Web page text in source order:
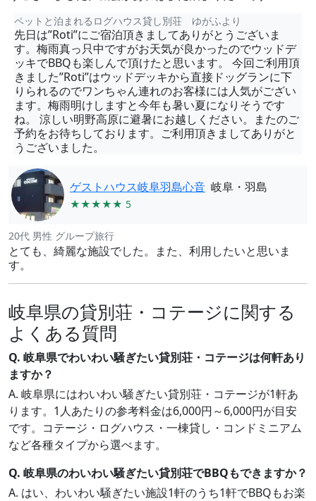
ペットと泊まれるログハウス貸し別荘 ゆがふより
先日は”Roti”にご宿泊頂きましてありがとうございま
す。梅雨真っ只中ですがお天気が良かったのでウッドデ
ッキでBBQも楽しんで頂けたと思います。 今回ご利用頂
きました”Roti”はウッドデッキから直接ドッグランに下
りられるのでワンちゃん連れのお客様には人気がござい
ます。梅雨明けしますと今年も暑い夏になりそうです
ね。 涼しい明野高原に避暑にお越しください。またのご
予約をお待ちしております。ご利用頂きましてありがと
うございました。
ゲストハウス岐阜羽島心音 岐阜・羽島
★★★★★ 5
20代 男性 グループ旅行
とても、綺麗な施設でした。また、利用したいと思いま
す。
岐阜県の貸別荘・コテージに関する
よくある質問
Q. 岐阜県でわいわい騒ぎたい貸別荘・コテージは何軒あり
ますか？
A. 岐阜県にはわいわい騒ぎたい貸別荘・コテージが1軒あ
ります。1人あたりの参考料金は6,000円～6,000円が目安
です。コテージ・ログハウス・一棟貸し・コンドミニアム
など各種タイプから選べます。
Q. 岐阜県のわいわい騒ぎたい貸別荘でBBQもできますか？
A. はい、わいわい騒ぎたい施設1軒のうち1軒でBBQもお楽